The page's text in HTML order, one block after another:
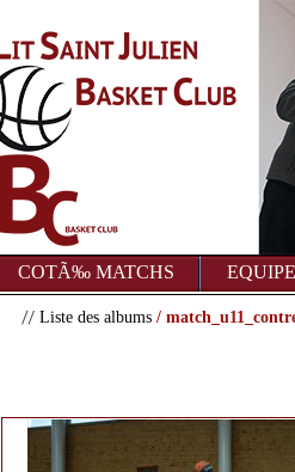
COTÃ‰ MATCHS
Liste des albums /